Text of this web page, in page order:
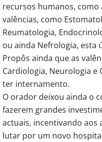
recursos humanos, como
valências, como
Reumatologia,
ou ainda Nefrologia,
Propôs ainda que as
Cardiologia, Neurologia e
ter internamento.
O orador deixou ainda o
fazerem grandes
actuais, incentivando aos
lutar por um novo